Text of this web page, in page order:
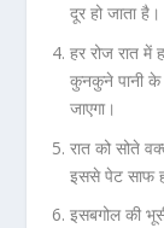
दूर हो जाता है।
हर रोज रात में
कुनकुने पानी के
जाएगा।
रात को सोते
इससे पेट साफ
इसबगोल की